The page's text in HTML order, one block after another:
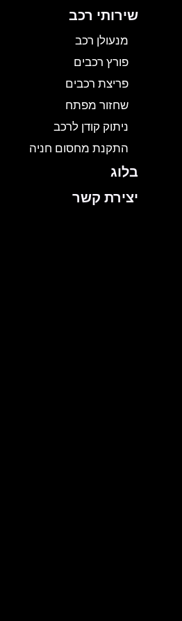
שירותי רכב
מנעולן רכב
פורץ רכבים
פריצת רכבים
שחזור מפתח
ניתוק קודן לרכב
התקנת מחסום חניה
בלוג
יצירת קשר